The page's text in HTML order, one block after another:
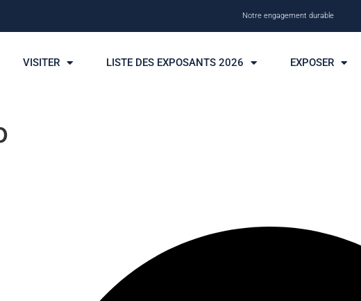
Notre engagement durable
VISITER LISTE DES EXPOSANTS 2026 EXPOSER